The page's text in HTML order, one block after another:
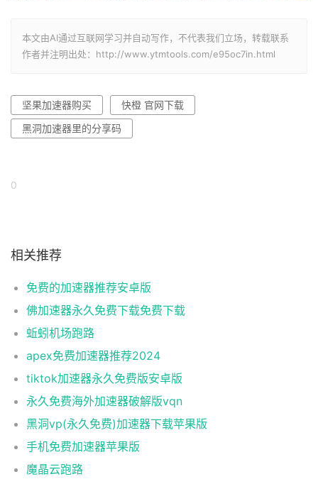
本文由AI通过互联网学习并自动写作，不代表我们立场，转载联系
作者并注明出处：http://www.ytmtools.com/e95oc7in.html
坚果加速器购买
快橙 官网下载
黑洞加速器里的分享码
0
相关推荐
免费的加速器推荐安卓版
佛加速器永久免费下载免费下载
蚯蚓机场跑路
apex免费加速器推荐2024
tiktok加速器永久免费版安卓版
永久免费海外加速器破解版vqn
黑洞vp(永久免费)加速器下载苹果版
手机免费加速器苹果版
魔晶云跑路